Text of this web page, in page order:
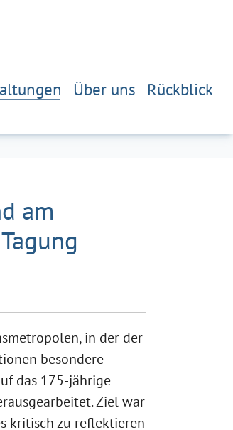
Über uns Rückblick
am
in der der
besondere
das 175-jährige
Ziel war
kritisch zu reflektieren